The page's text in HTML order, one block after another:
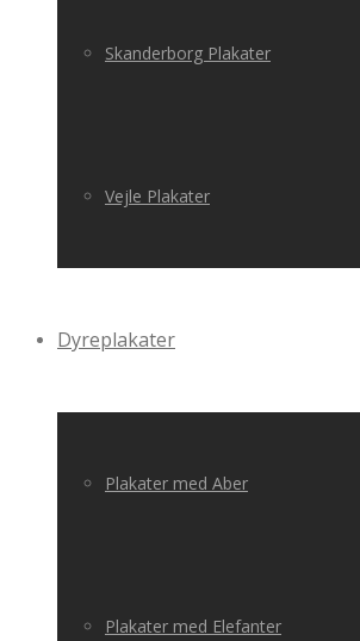
Skanderborg Plakater
Vejle Plakater
Dyreplakater
Plakater med Aber
Plakater med Elefanter